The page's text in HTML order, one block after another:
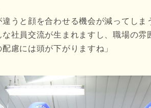
違うと顔を合わせる機会が減ってしま
社員交流が生まれますし、職場の雰
慮には頭が下がりますね」